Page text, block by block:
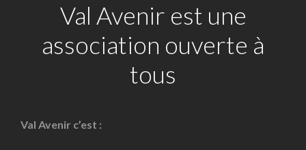
Val Avenir est une
association ouverte à
tous
Val Avenir c’est :